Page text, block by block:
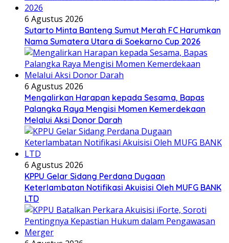
6 Agustus 2026
Sutarto Minta Banteng Sumut Merah FC Harumkan
Nama Sumatera Utara di Soekarno Cup 2026
6 Agustus 2026
Mengalirkan Harapan kepada Sesama, Bapas
Palangka Raya Mengisi Momen Kemerdekaan
Melalui Aksi Donor Darah
6 Agustus 2026
KPPU Gelar Sidang Perdana Dugaan
Keterlambatan Notifikasi Akuisisi Oleh MUFG BANK
LTD